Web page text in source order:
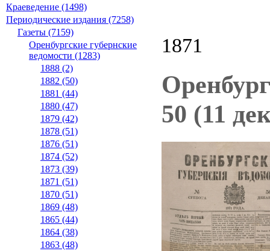
Краеведение (1498)
Периодические издания (7258)
Газеты (7159)
Оренбургские губернские
ведомости (1283)
1888 (2)
1882 (50)
1881 (44)
1880 (47)
1879 (42)
1878 (51)
1876 (51)
1874 (52)
1873 (39)
1871 (51)
1870 (51)
1869 (48)
1865 (44)
1864 (38)
1863 (48)
1871
50 (11